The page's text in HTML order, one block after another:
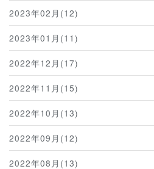
2023年02月(12)
2023年01月(11)
2022年12月(17)
2022年11月(15)
2022年10月(13)
2022年09月(12)
2022年08月(13)